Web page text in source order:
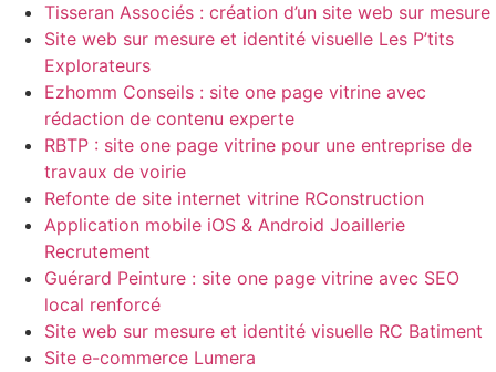
Tisseran Associés : création d’un site web sur mesure
Site web sur mesure et identité visuelle Les P’tits
Explorateurs
Ezhomm Conseils : site one page vitrine avec
rédaction de contenu experte
RBTP : site one page vitrine pour une entreprise de
travaux de voirie
Refonte de site internet vitrine RConstruction
Application mobile iOS & Android Joaillerie
Recrutement
Guérard Peinture : site one page vitrine avec SEO
local renforcé
Site web sur mesure et identité visuelle RC Batiment
Site e-commerce Lumera